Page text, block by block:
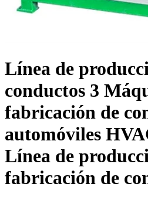
Línea de
conductos 3
fabricación de
automóviles
Línea de
fabricación de